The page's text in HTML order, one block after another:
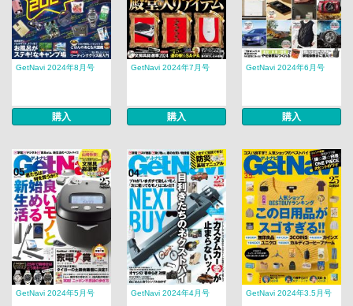
GetNavi 2024年8月号
購入
GetNavi 2024年7月号
購入
GetNavi 2024年6月号
購入
GetNavi 2024年5月号 GetNavi 2024年4月号 GetNavi 2024年3.5月号